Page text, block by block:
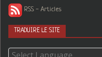
RSS - Articles
TRADUIRE LE SITE